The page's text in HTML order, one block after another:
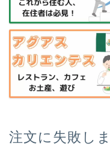
注文に失敗し